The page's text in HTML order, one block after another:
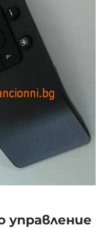
управление